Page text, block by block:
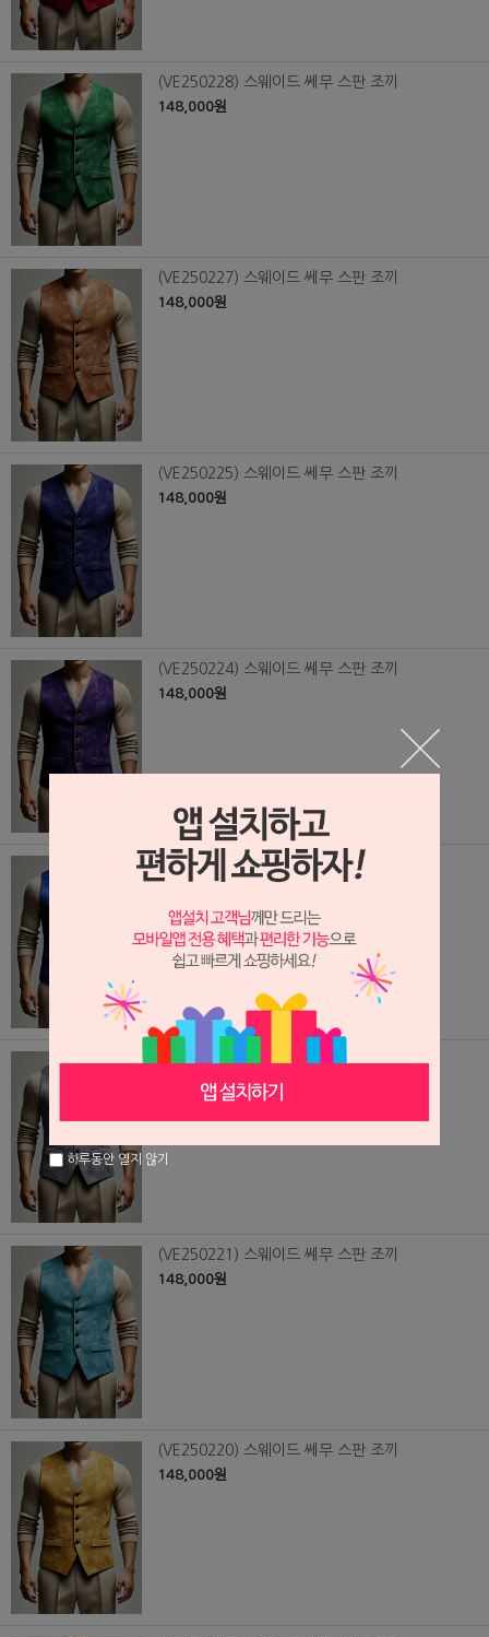
(VE250228) 스웨이드 쎄무 스판 조끼
148,000원
(VE250227) 스웨이드 쎄무 스판 조끼
148,000원
(VE250225) 스웨이드 쎄무 스판 조끼
148,000원
(VE250224) 스웨이드 쎄무 스판 조끼
148,000원
(VE250223) 스웨이드 쎄무 스판 조끼
(VE250222) 스웨이드 쎄무 스판 조끼
148,000원
(VE250221) 스웨이드 쎄무 스판 조끼
148,000원
(VE250220) 스웨이드 쎄무 스판 조끼
148,000원
하루동안 열지 않기